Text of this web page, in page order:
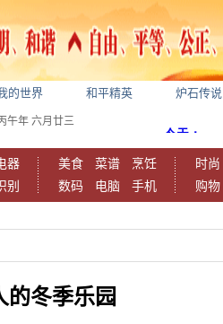
的世界 和平精英 炉石传说
午年 六月廿三
器
别
美食 菜谱
烹饪
数码
电脑 手机
时尚
购物
的冬季乐园